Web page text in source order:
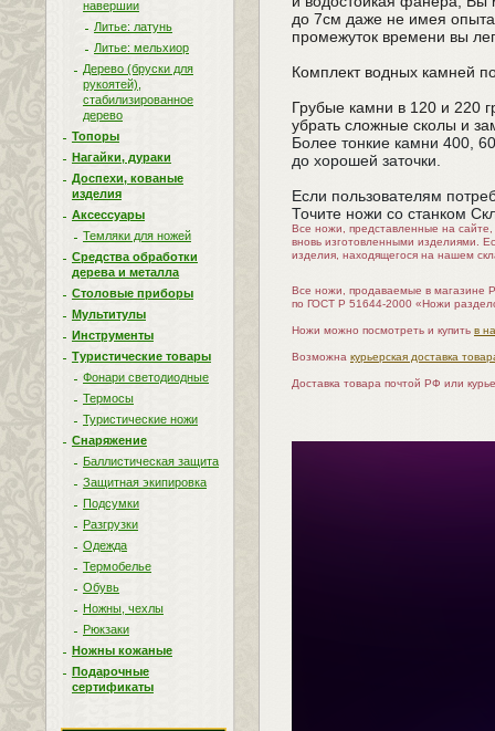
навершии
Литье: латунь
Литье: мельхиор
Дерево (бруски для
рукоятей),
стабилизированное
дерево
Топоры
Нагайки, дураки
Доспехи, кованые
изделия
Аксессуары
Темляки для ножей
Средства обработки
дерева и металла
Столовые приборы
Мультитулы
Инструменты
Туристические товары
Фонари светодиодные
Термосы
Туристические ножи
Снаряжение
Баллистическая защита
Защитная экипировка
Подсумки
Разгрузки
Одежда
Термобелье
Обувь
Ножны, чехлы
Рюкзаки
Ножны кожаные
Подарочные
сертификаты
до 7см даже не имея опыта
промежуток времени вы
Комплект водных камней
Грубые камни в 120 и 220
убрать сложные сколы и
Более тонкие камни 400,
до хорошей заточки.
Если пользователям
Точите ножи со станком
Все ножи, представленные на
вновь изготовленными изделиями.
изделия, находящегося на нашем
Все ножи, продаваемые в магазине
по ГОСТ Р 51644-2000 «Ножи
Ножи можно посмотреть и купить в
Возможна курьерская доставка
Доставка товара почтой РФ или